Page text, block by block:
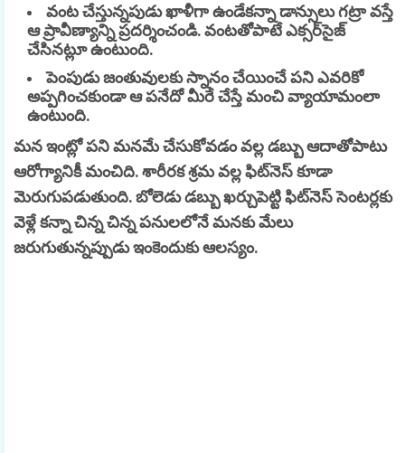
వంట చేస్తున్నపుడు ఖాళీగా ఉండేకన్నా డాన్సులు గట్రా వస్తే
ఆ ప్రావీణ్యాన్ని ప్రదర్శించండి. వంటతోపాటే ఎక్సర్‌సైజ్
చేసినట్లూ ఉంటుంది.
పెంపుడు జంతువులకు స్నానం చేయించే పని ఎవరికో
అప్పగించకుండా ఆ పనేదో మీరే చేస్తే మంచి వ్యాయామంలా
ఉంటుంది.
మన ఇంట్లో పని మనమే చేసుకోవడం వల్ల డబ్బు ఆదాతోపాటు
ఆరోగ్యానికీ మంచిది. శారీరక శ్రమ వల్ల ఫిట్‌నెస్ కూడా
మెరుగుపడుతుంది. బోలెడు డబ్బు ఖర్చుపెట్టి ఫిట్‌నెస్ సెంటర్లకు
వెళ్లే కన్నా చిన్న చిన్న పనులలోనే మనకు మేలు
జరుగుతున్నప్పుడు ఇంకెందుకు ఆలస్యం.